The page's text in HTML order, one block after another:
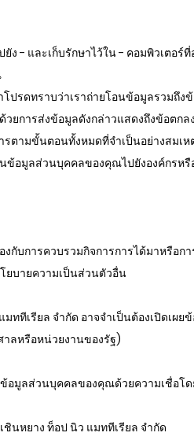
- และเก็บรักษาไว้ใน - คอมพิวเตอร์
ปรดทราบว่าเราถ่ายโอนข้อมูลรวมถึ
ยการส่งข้อมูลดังกล่าวแสดงถึงข้อตก
รตามขั้นตอนทั้งหมดที่จำเป็นอย่างสม
อมูลส่วนบุคคลของคุณไปยังองค์กรห
งกับการควบรวมกิจการการได้มาหรื
บายความเป็นส่วนตัวอื่น
ททีเรียล จำกัด อาจจำเป็นต้องเปิดเ
ลหรือหน่วยงานของรัฐ)
อมูลส่วนบุคคลของคุณด้วยความเชื่อโ
นหยาง ท็อป นิว แมททีเรียล จำกัด